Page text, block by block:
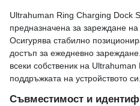
Ultrahuman Ring Charging Dock
предназначена за зареждане
Осигурява стабилно
достъп за ежедневно
всеки собственик на
поддръжката на устройството си.
Съвместимост и